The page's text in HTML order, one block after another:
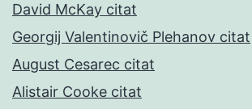
David McKay citat
Georgij Valentinovič Plehanov citat
August Cesarec citat
Alistair Cooke citat